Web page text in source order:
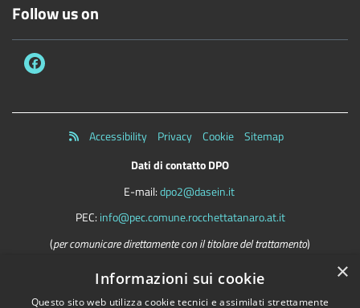
Follow us on
Accessibility Privacy Cookie
Sitemap
Dati di contatto DPO
E-mail:dpo2@dasein.it
PEC: info@pec.comune.rocchettatanaro.at.it
(per comunicare direttamente con il titolare del trattamento)
La mail del DPO va usata SOLO per questioni riguardanti la privacy
×
Informazioni sui cookie
Questo sito web utilizza cookie tecnici e assimilati strettamente